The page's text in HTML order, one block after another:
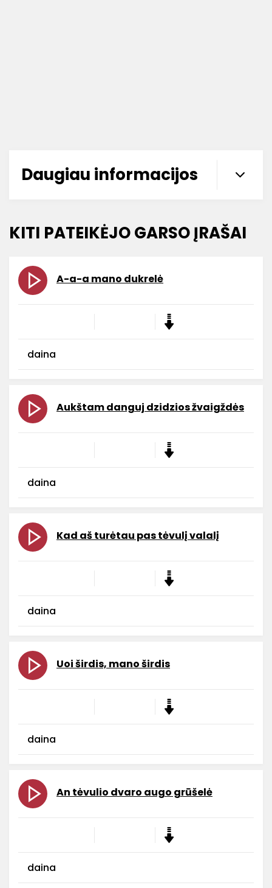
Daugiau informacijos
KITI PATEIKĖJO GARSO ĮRAŠAI
A-a-a mano dukrelė
daina
Aukštam danguj dzidzios žvaigždės
daina
Kad aš turėtau pas tėvulį valalį
daina
Uoi širdis, mano širdis
daina
An tėvulio dvaro augo grūšelė
daina